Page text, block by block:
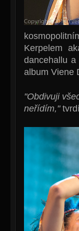
Kerpelem
dancehallu
album Viene
"Obdivuji
neřídím,"